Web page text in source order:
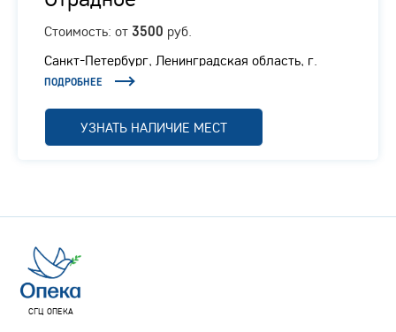
Стоимость: от 3500 руб.
Санкт-Петербург, Ленинградская область, г.
Отрадное, Ленинградское шоссе, 1/1
ПОДРОБНЕЕ
УЗНАТЬ НАЛИЧИЕ МЕСТ
СГЦ ОПЕКА